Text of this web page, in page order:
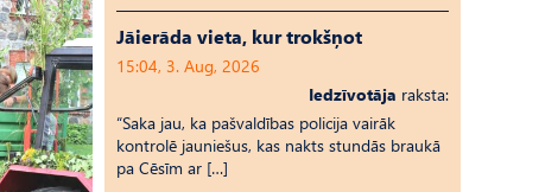
Jāierāda vieta, kur trokšņot
15:04, 3. Aug, 2026
Iedzīvotāja raksta:
“Saka jau, ka pašvaldības policija vairāk
kontrolē jauniešus, kas nakts stundās braukā
pa Cēsīm ar […]